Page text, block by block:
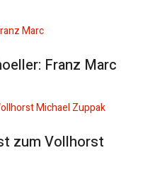
Franz Marc
zum Vollhorst